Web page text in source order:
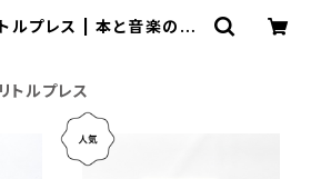
ルプレス | 本と音楽の店
トルプレス